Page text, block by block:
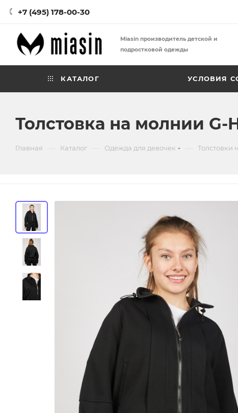
+7 (495) 178-00-30
Miasin производитель детской и
подростковой одежды
КАТАЛОГ УСЛОВИЯ
Толстовка на молнии G-
Главная Каталог Одежда для девочек Толстовки